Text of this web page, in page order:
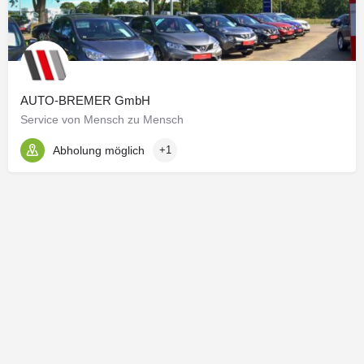
Haftungsverpflichtung ausschließlich in dem Fall in
Kraft treten, in dem der Autor von den Inhalten Kenntnis
hat und es ihm technisch möglich und zumutbar wäre,
die Nutzung im Falle rechtswidriger Inhalte zu
verhindern.
Der Autor erklärt hiermit ausdrücklich, dass zum
aktuelle und zukünftige Gestaltung, die Inhalte oder die
Urheberschaft der verlinkten/verknüpften Seiten hat der
AUTO-BREMER GmbH
Service von Mensch zu Mensch
Abholung möglich +1